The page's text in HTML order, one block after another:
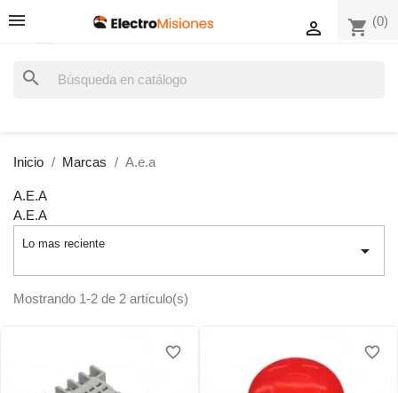
shopping_cart (0)

search
Inicio Marcas A.e.a
A.E.A
A.E.A
Lo mas reciente 
Mostrando 1-2 de 2 artículo(s)
favorite_border
favorite_border favorite_border
favorite_border